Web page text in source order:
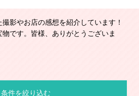
影やお店の感想を紹介しています！
です。皆様、ありがとうございま
条件を絞り込む